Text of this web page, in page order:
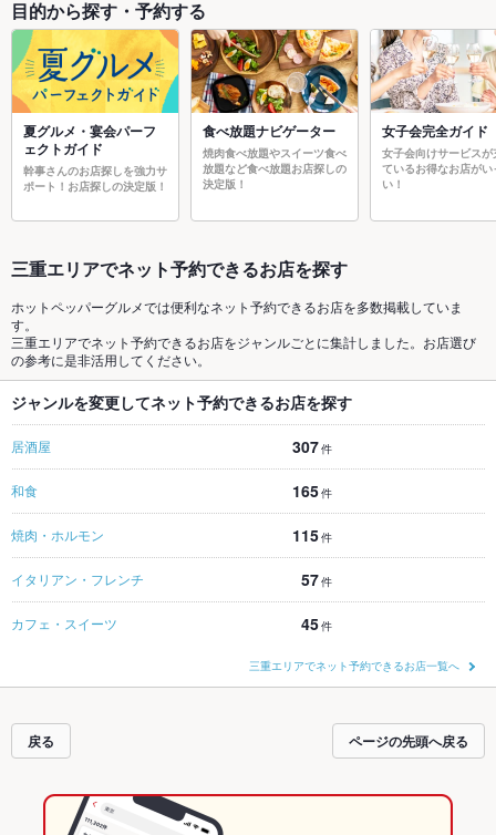
目的から探す・予約する
夏グルメ・宴会パーフ
ェクトガイド
幹事さんのお店探しを強力サ
ポート！お店探しの決定版！
食べ放題ナビゲーター
焼肉食べ放題やスイーツ食べ
放題など食べ放題お店探しの
決定版！
女子会完全ガイド
女子会向けサービスが
ているお得なお店がい
い！
三重エリアでネット予約できるお店を探す
ホットペッパーグルメでは便利なネット予約できるお店を多数掲載していま
す。
三重エリアでネット予約できるお店をジャンルごとに集計しました。お店選び
の参考に是非活用してください。
ジャンルを変更してネット予約できるお店を探す
居酒屋 307件
和食 165件
焼肉・ホルモン 115件
イタリアン・フレンチ 57件
カフェ・スイーツ 45件
三重エリアでネット予約できるお店一覧へ
戻る ページの先頭へ戻る